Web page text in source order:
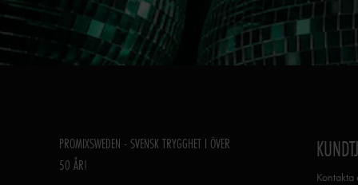
PROMIXSWEDEN - SVENSK TRYGGHET I ÖVER
50 ÅR!
Kontakta